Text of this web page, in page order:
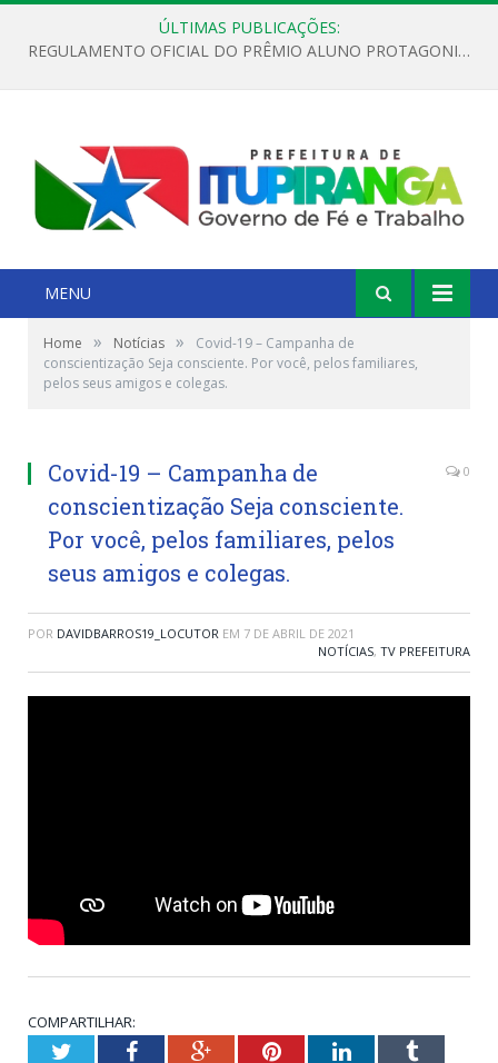
ÚLTIMAS PUBLICAÇÕES:
REGULAMENTO OFICIAL DO PRÊMIO ALUNO PROTAGONISTA – EDIÇÃO 2026
MENU
Home » Notícias »
Covid-19 – Campanha de
conscientização Seja consciente. Por você, pelos familiares,
pelos seus amigos e colegas.
Covid-19 – Campanha de
conscientização Seja consciente.
Por você, pelos familiares, pelos
seus amigos e colegas.
0
POR DAVIDBARROS19_LOCUTOR EM 7 DE ABRIL DE 2021
NOTÍCIAS, TV PREFEITURA
COMPARTILHAR:
TwitterFacebookGoogle+PinterestLinkedInTumblr